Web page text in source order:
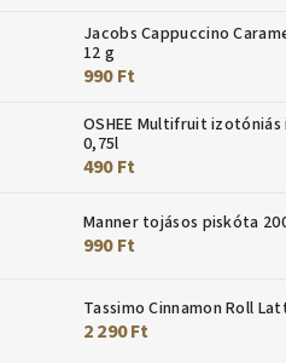
Jacobs Cappuccino
12 g
990 Ft
OSHEE Multifruit
0,75l
490 Ft
Manner tojásos piskóta
990 Ft
Tassimo Cinnamon Roll
2 290 Ft